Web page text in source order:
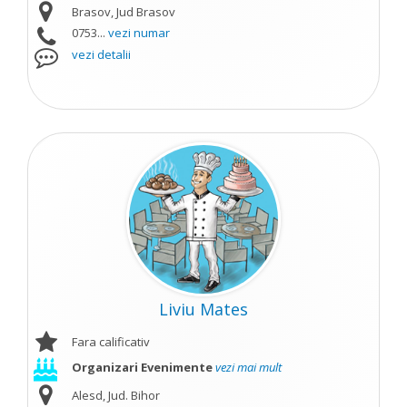
Brasov, Jud Brasov
0753... vezi numar
vezi detalii
Liviu Mates
Fara calificativ
Organizari Evenimentevezi mai mult
Alesd, Jud. Bihor